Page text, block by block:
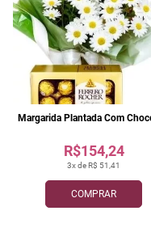
COMPRAR
3x de R$ 51,41
R$154,24
Margarida Plantada Com